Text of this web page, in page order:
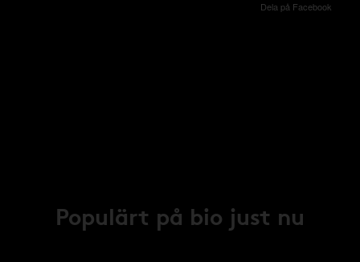
Dela på Facebook
Populärt på bio just nu